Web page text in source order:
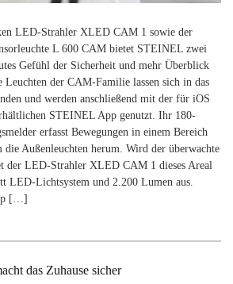
LED-Strahler XLED CAM 1 sowie der
L 600 CAM bietet STEINEL zwei
Gefühl der Sicherheit und mehr Überblick
Leuchten der CAM-Familie lassen sich in das
und werden anschließend mit der für iOS
STEINEL App genutzt. Ihr 180-
erfasst Bewegungen in einem Bereich
Außenleuchten herum. Wird der überwachte
der LED-Strahler XLED CAM 1 dieses Areal
LED-Lichtsystem und 2.200 Lumen aus.
[…]
das Zuhause sicher